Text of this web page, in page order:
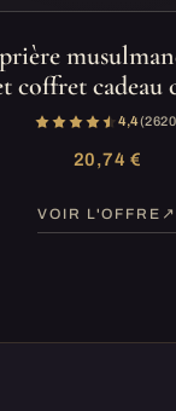
coffret cadeau
4,4(2
20,74 €
VOIR L'OFFRE